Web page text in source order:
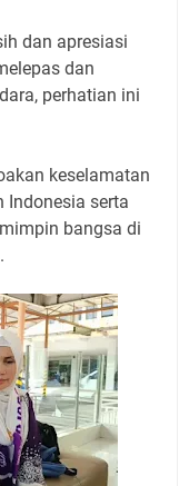
dan apresiasi
dan
perhatian ini
keselamatan
Indonesia serta
bangsa di